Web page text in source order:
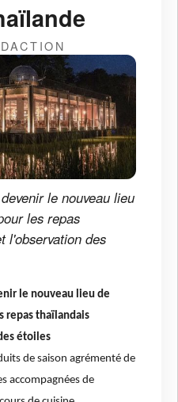
le nouveau lieu
les repas
l'observation des
le nouveau lieu de
repas thaïlandais
étoiles
de saison agrémenté de
accompagnées de